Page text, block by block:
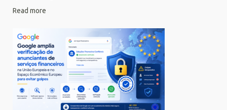
Read more